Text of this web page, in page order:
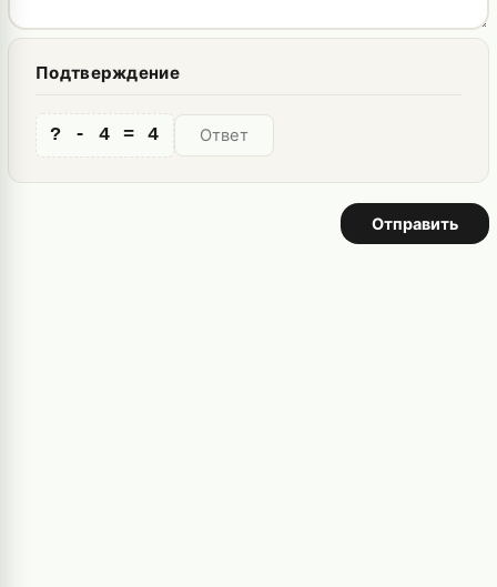
Подтверждение
? - 4 = 4
Отправить